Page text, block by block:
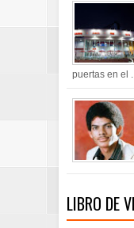
puertas en el ...
LIBRO DE